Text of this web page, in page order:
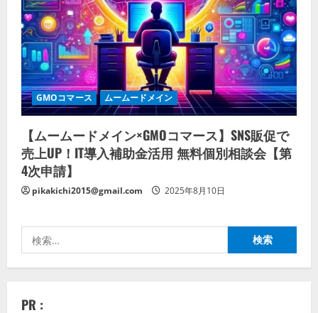
GMOコマース ムームードメイン
【ムームードメイン×GMOコマース】SNS販促で
売上UP！IT導入補助金活用 無料個別相談会【第
4次申請】
pikakichi2015@gmail.com 2025年8月10日
索:
PR :